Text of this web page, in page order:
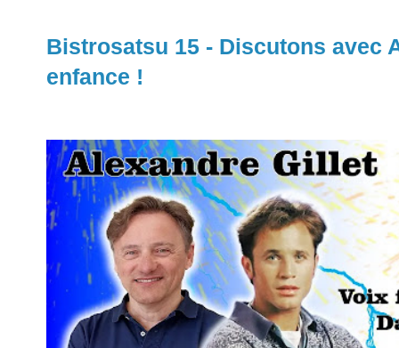
Bistrosatsu 15 - Discutons avec
enfance !